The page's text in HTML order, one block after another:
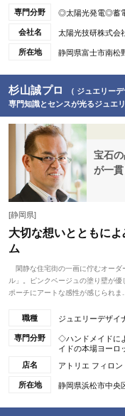
専門分野 ◎太陽光発電◎蓄
会社名 太陽光技研株式会
所在地 静岡県富士市南松
杉山誠プロ
（ ジュエリーデ
専門知識とセンスが光るジュエ
宝石
が一
[静岡県]
大切な想いとともに
ム
閑静な住宅街の一画に佇むオーダ
ル」。ピンクベージュの塗り壁が
ポーチにアートな感性が感じられま...
職種 ジュエリーデザイ
専門分野
◇ハンドメイド
イドの本場ヨーロ
店名
アトリエ フィロン
所在地 静岡県浜松市中央